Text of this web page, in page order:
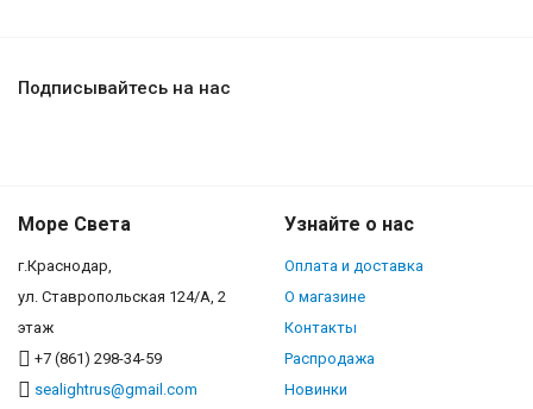
Подписывайтесь на нас
Море Света
г.Краснодар,
ул. Ставропольская 124/А, 2
этаж
+7 (861) 298-34-59
sealightrus@gmail.com
Узнайте о нас
Оплата и доставка
О магазине
Контакты
Распродажа
Новинки